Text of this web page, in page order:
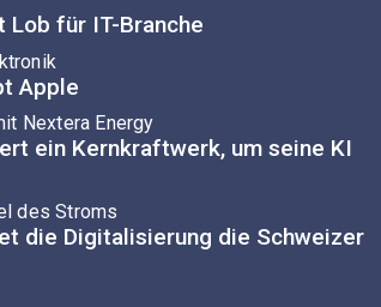
Lob für IT-Branche
Apple
Nextera Energy
ein Kernkraftwerk, um seine KI
des Stroms
die Digitalisierung die Schweizer